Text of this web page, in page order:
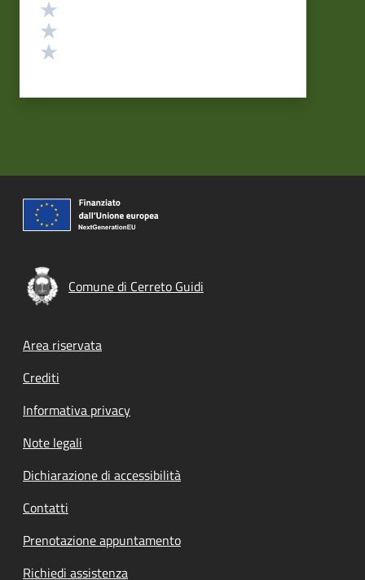
Comune di Cerreto Guidi
Footer menu
Area riservata
Crediti
Informativa privacy
Note legali
Dichiarazione di accessibilità
Contatti
Prenotazione appuntamento
Richiedi assistenza